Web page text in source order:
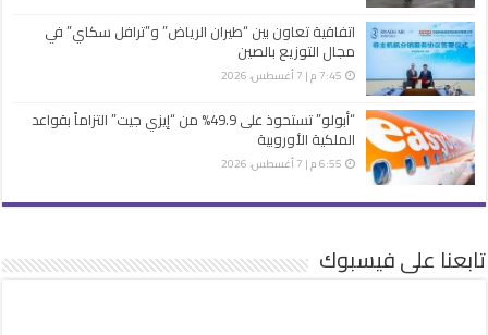
اتفاقية تعاون بين “طيران الرياض” و”ترافل سكاي” في
مجال التوزيع بالصين
7:45 م | 7 أغسطس، 2026
“أبولو” تستحوذ على 49.9% من “إيزي جيت” التزاماً بقواعد
الملكية الأوروبية
6:55 م | 7 أغسطس، 2026
تابعنا على فيسبوك